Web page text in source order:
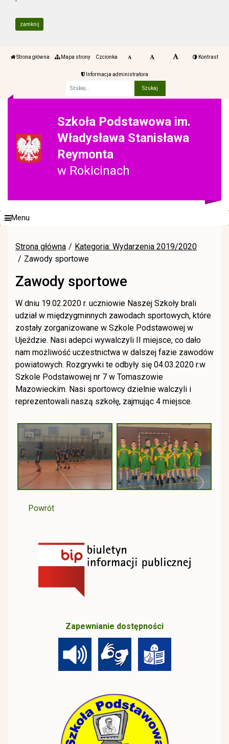
zamknij
Strona główna Mapa strony Czcionka Kontrast
Informacja administratora
Szkoła Podstawowa im.
Władysława Stanisława
Reymonta
w Rokicinach
Menu
Strona główna
Kategoria: Wydarzenia 2019/2020
Zawody sportowe
Zawody sportowe
W dniu 19.02.2020 r. uczniowie Naszej Szkoły brali
udział w międzygminnych zawodach sportowych, które
zostały zorganizowane w Szkole Podstawowej w
Ujeździe. Nasi adepci wywalczyli II miejsce, co dało
nam możliwość uczestnictwa w dalszej fazie zawodów
powiatowych. Rozgrywki te odbyły się 04.03.2020 r.w
Szkole Podstawowej nr 7 w Tomaszowie
Mazowieckim. Nasi sportowcy dzielnie walczyli i
reprezentowali naszą szkołę, zajmując 4 miejsce.
Powrót
Zapewnianie dostępności